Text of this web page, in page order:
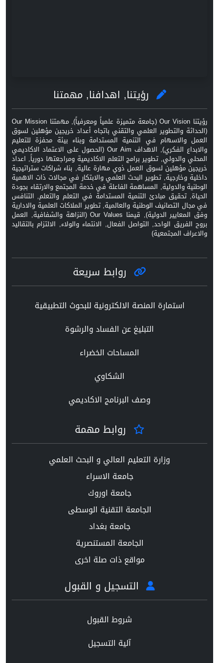
رؤيتنا, اهدافنا, مهمتنا
رؤيتنا Our Vision (جامعة متميزة علمياً ومعرفياً), مهمتنا Our Mission
(الحداثة والتطوير العلمي والتقني باتجاه أعداد خريجين مؤهلين لسوق
العمل والاسهام في التنمية المستدامة وبناء بيئة محفزة للتعليم
والابداع الفكري), الاهداف Our Aim (الحصول على الاعتماد الاكاديمي
المحلي والدولي, تطوير برامج التعلم الاكاديمية ومراجعتها دورياً, اعداد
خريجين مؤهلين لسوق العمل ذوي مهارة عالية, بناء شراكات ستراتيجية
داخلية وخارجية, تطوير البحث العلمي والابتكار في مجالات ذات الاهمية
الوطنية والدولية, المساهمة الفاعلة في خدمة المجتمع والارتقاء بجودة
الحياة, تحقيق مبادئ التنمية المستدامة في التعلم والتعلم, التنافس
في مجال التصانيف الوطنية والعالمية, تطوير الملاكات العلمية والادارية
وفق المعايير الدولية), قيمنا Our Values (النزاهة والشفافية, العمل
بروح الفريق الواحد, التواصل الفعال, الانتماء والولاء, الالتزام بالتقاليد
والاعراف المجتمعية)
روابط سريعة
استمارة المنصة الالكترونية للبحوث التطبيقية
التبليغ عن الفساد والرشوة
المساحات الخضراء
الشكاوي
وصف البرنامج الاكاديمي
روابط مهمة
وزارة التعليم العالي و البحث العلمي
جامعة الاسراء
جامعة اوروك
الجامعة التقنية الوسطى
جامعة بغداد
الجامعة المستنصرية
مواقع ذات صلة اخرى
التسجيل و القبول
شروط القبول
آلية التسجيل